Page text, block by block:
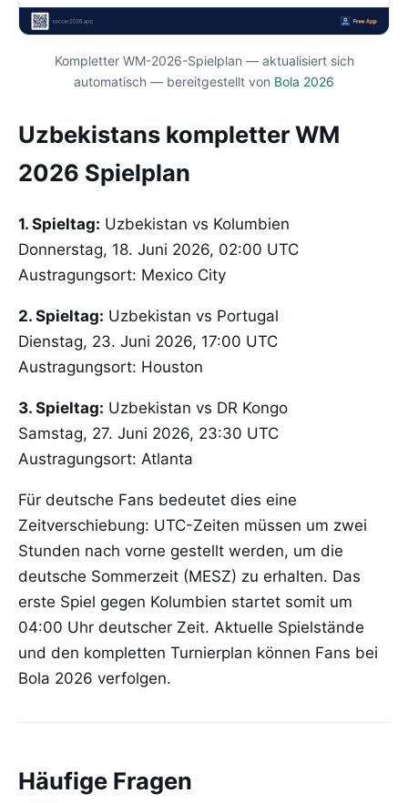
Kompletter WM-2026-Spielplan — aktualisiert sich
automatisch — bereitgestellt von Bola 2026
Uzbekistans kompletter WM
2026 Spielplan
1. Spieltag: Uzbekistan vs Kolumbien
Donnerstag, 18. Juni 2026, 02:00 UTC
Austragungsort: Mexico City
2. Spieltag: Uzbekistan vs Portugal
Dienstag, 23. Juni 2026, 17:00 UTC
Austragungsort: Houston
3. Spieltag: Uzbekistan vs DR Kongo
Samstag, 27. Juni 2026, 23:30 UTC
Austragungsort: Atlanta
Für deutsche Fans bedeutet dies eine
Zeitverschiebung: UTC-Zeiten müssen um zwei
Stunden nach vorne gestellt werden, um die
deutsche Sommerzeit (MESZ) zu erhalten. Das
erste Spiel gegen Kolumbien startet somit um
04:00 Uhr deutscher Zeit. Aktuelle Spielstände
und den kompletten Turnierplan können Fans bei
Bola 2026 verfolgen.
Häufige Fragen